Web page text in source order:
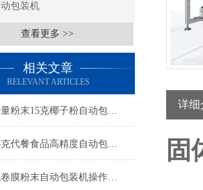
包装机
查看更多 >>
相关文章
RELEVANT ARTICLES
电脑计量粉末15克椰子粉自动包装机厂家
粉末25克代餐食品高精度自动包装机操作简单
调料包卷膜粉末自动包装机操作简单
详细
固